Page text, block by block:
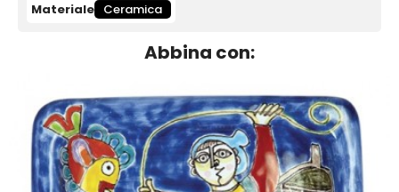
Materiale Ceramica
Abbina con: